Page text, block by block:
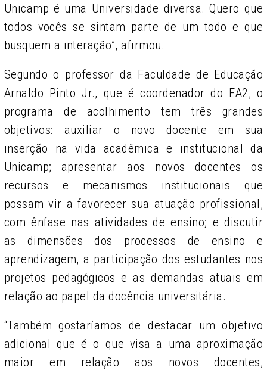
Unicamp é uma Universidade diversa. Quero que
todos vocês se sintam parte de um todo e que
busquem a interação”, afirmou.
Segundo o professor da Faculdade de Educação
Arnaldo Pinto Jr., que é coordenador do EA2, o
programa de acolhimento tem três grandes
objetivos: auxiliar o novo docente em sua
inserção na vida acadêmica e institucional da
Unicamp; apresentar aos novos docentes os
recursos e mecanismos institucionais que
possam vir a favorecer sua atuação profissional,
com ênfase nas atividades de ensino; e discutir
as dimensões dos processos de ensino e
aprendizagem, a participação dos estudantes nos
projetos pedagógicos e as demandas atuais em
relação ao papel da docência universitária.
“Também gostaríamos de destacar um objetivo
adicional que é o que visa a uma aproximação
maior em relação aos novos docentes,